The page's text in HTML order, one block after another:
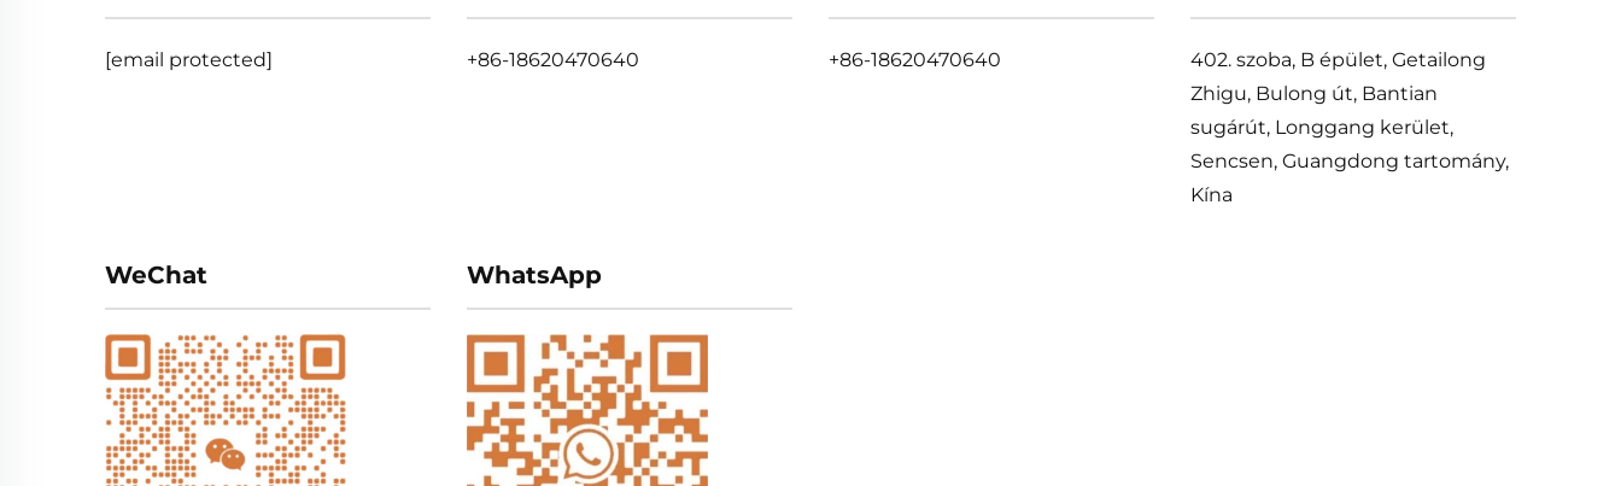
[email protected] +86-18620470640 +86-18620470640
402. szoba, B épület, Getailong
Zhigu, Bulong út, Bantian
sugárút, Longgang kerület,
Sencsen, Guangdong tartomány,
Kína
WeChat WhatsApp